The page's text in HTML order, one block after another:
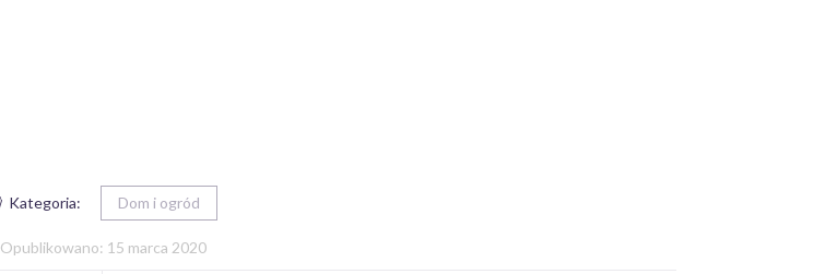
Kategoria: Dom i ogród
Opublikowano: 15 marca 2020